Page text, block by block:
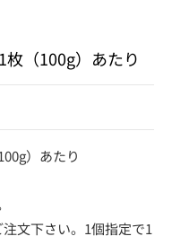
（100g）あたり
）あたり
文下さい。1個指定で1